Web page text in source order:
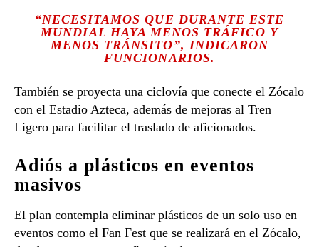
“NECESITAMOS QUE DURANTE ESTE
MUNDIAL HAYA MENOS TRÁFICO Y
MENOS TRÁNSITO”, INDICARON
FUNCIONARIOS.
También se proyecta una ciclovía que conecte el Zócalo
con el Estadio Azteca, además de mejoras al Tren
Ligero para facilitar el traslado de aficionados.
Adiós a plásticos en eventos
masivos
El plan contempla eliminar plásticos de un solo uso en
eventos como el Fan Fest que se realizará en el Zócalo,